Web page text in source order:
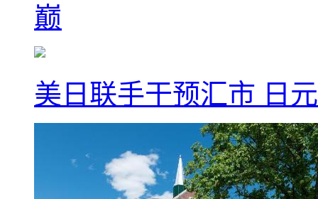
巅
美日联手干预汇市 日